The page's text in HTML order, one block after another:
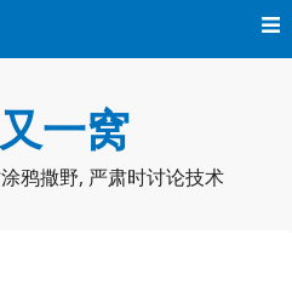
一窝
鸦撒野, 严肃时讨论技术